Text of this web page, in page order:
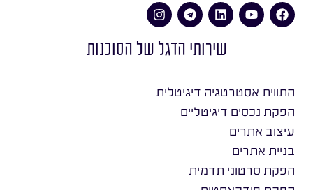
שירותי הדגל של הסוכנות
התווית אסטרטגיה דיגיטלית
הפקת נכסים דיגיטליים
עיצוב אתרים
בניית אתרים
הפקת סרטוני תדמית